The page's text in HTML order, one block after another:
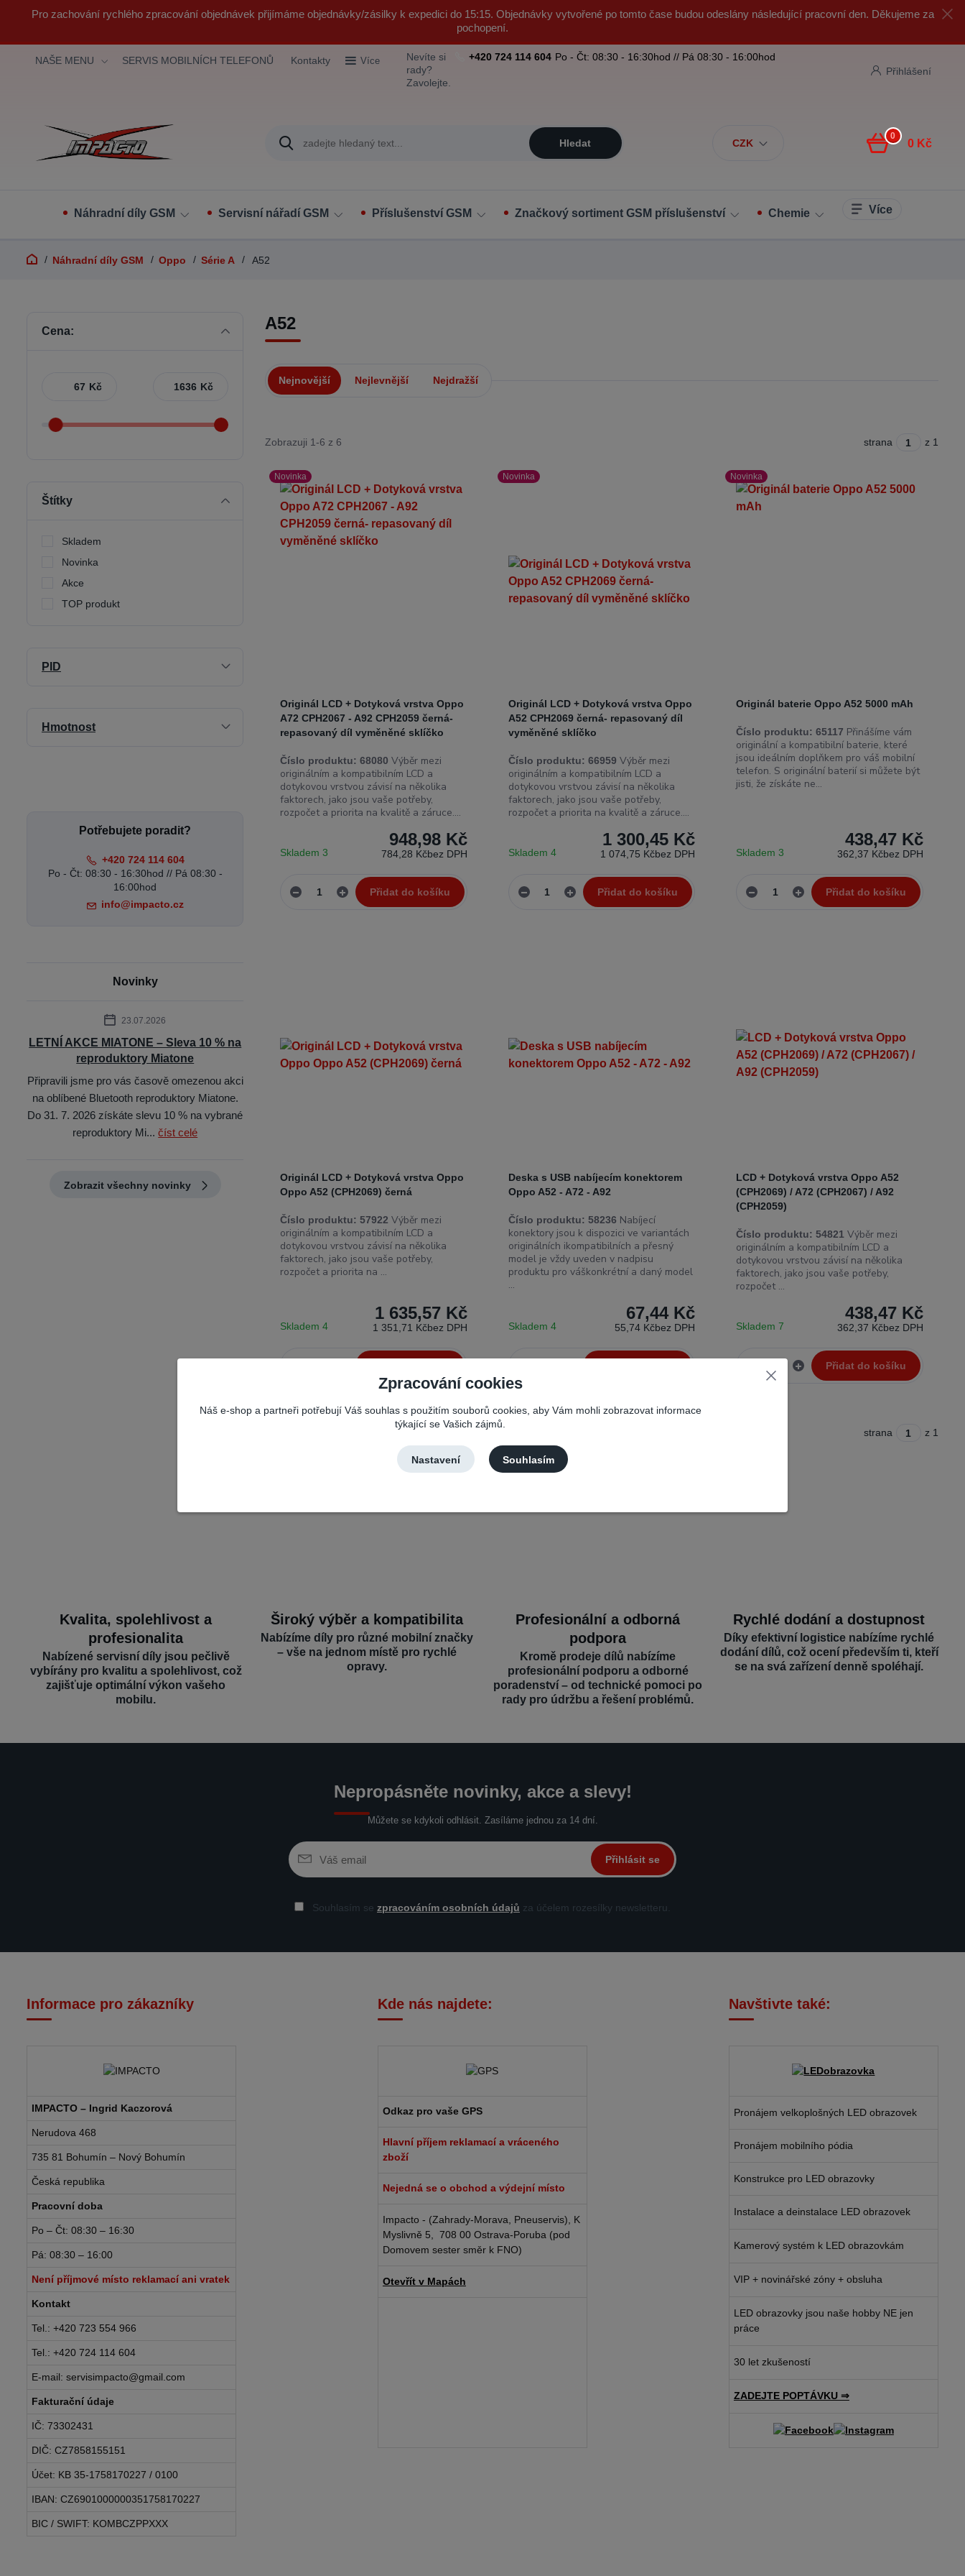
Pro zachování rychlého zpracování objednávek přijímáme objednávky/zásilky k expedici do 15:15. Objednávky vytvořené po tomto čase budou odeslány následující pracovní den. Děkujeme za
pochopení.
NAŠE MENU SERVIS MOBILNÍCH TELEFONŮ Kontakty Více
CZK
Přihlášení
Hledat
Nevíte si
rady?
Zavolejte.
+420 724 114 604 Po - Čt: 08:30 - 16:30hod // Pá 08:30 - 16:00hod
0
0 Kč
Náhradní díly GSM Servisní nářadí GSM Příslušenství GSM Značkový sortiment GSM příslušenství Chemie Více
Náhradní díly GSM Oppo Série A A52
A52
Nejnovější Nejlevnější Nejdražší
Zobrazuji 1-6 z 6 strana z 1
Novinka
Originál LCD + Dotyková vrstva Oppo
A72 CPH2067 - A92 CPH2059 černá-
repasovaný díl vyměněné sklíčko
Číslo produktu: 68080 Výběr mezi
originálním a kompatibilním LCD a
dotykovou vrstvou závisí na několika
faktorech, jako jsou vaše potřeby,
rozpočet a priorita na kvalitě a záruce....
948,98 Kč
784,28 Kčbez DPH
Skladem 3
Přidat do košíku
Novinka
Originál LCD + Dotyková vrstva Oppo
A52 CPH2069 černá- repasovaný díl
vyměněné sklíčko
Číslo produktu: 66959 Výběr mezi
originálním a kompatibilním LCD a
dotykovou vrstvou závisí na několika
faktorech, jako jsou vaše potřeby,
rozpočet a priorita na kvalitě a záruce....
1 300,45 Kč
1 074,75 Kčbez DPH
Skladem 4
Přidat do košíku
Novinka
Originál baterie Oppo A52 5000 mAh
Číslo produktu: 65117 Přinášíme vám
originální a kompatibilní baterie, které
jsou ideálním doplňkem pro váš mobilní
telefon. S originální baterií si můžete být
jisti, že získáte ne...
438,47 Kč
362,37 Kčbez DPH
Skladem 3
Přidat do košíku
Originál LCD + Dotyková vrstva Oppo
Oppo A52 (CPH2069) černá
Číslo produktu: 57922 Výběr mezi
originálním a kompatibilním LCD a
dotykovou vrstvou závisí na několika
faktorech, jako jsou vaše potřeby,
rozpočet a priorita na ...
1 635,57 Kč
1 351,71 Kčbez DPH
Skladem 4
Deska s USB nabíjecím konektorem
Oppo A52 - A72 - A92
Číslo produktu: 58236 Nabíjecí
konektory jsou k dispozici ve variantách
originálních ikompatibilních a přesný
model je vždy uveden v nadpisu
produktu pro váškonkrétní a daný model
...
67,44 Kč
55,74 Kčbez DPH
Skladem 4
LCD + Dotyková vrstva Oppo A52
(CPH2069) / A72 (CPH2067) / A92
(CPH2059)
Číslo produktu: 54821 Výběr mezi
originálním a kompatibilním LCD a
dotykovou vrstvou závisí na několika
faktorech, jako jsou vaše potřeby,
rozpočet ...
438,47 Kč
362,37 Kčbez DPH
Skladem 7
Přidat do košíku
strana z 1
Cena:
Kč Kč
Štítky
Skladem
Novinka
Akce
TOP produkt
PID
Hmotnost
Potřebujete poradit?
+420 724 114 604
Po - Čt: 08:30 - 16:30hod // Pá 08:30 -
16:00hod
info@impacto.cz
Novinky
23.07.2026
LETNÍ AKCE MIATONE – Sleva 10 % na
reproduktory Miatone
Připravili jsme pro vás časově omezenou akci
na oblíbené Bluetooth reproduktory Miatone.
Do 31. 7. 2026 získáte slevu 10 % na vybrané
reproduktory Mi...číst celé
Zobrazit všechny novinky
Kvalita, spolehlivost a
profesionalita
Nabízené servisní díly jsou pečlivě
vybírány pro kvalitu a spolehlivost, což
zajišťuje optimální výkon vašeho
mobilu.
Široký výběr a kompatibilita
Nabízíme díly pro různé mobilní značky
– vše na jednom místě pro rychlé
opravy.
Profesionální a odborná
podpora
Kromě prodeje dílů nabízíme
profesionální podporu a odborné
poradenství – od technické pomoci po
rady pro údržbu a řešení problémů.
Rychlé dodání a dostupnost
Díky efektivní logistice nabízíme rychlé
dodání dílů, což ocení především ti, kteří
se na svá zařízení denně spoléhají.
Nepropásněte novinky, akce a slevy!
Můžete se kdykoli odhlásit. Zasíláme jednou za 14 dní.
Přihlásit se
Souhlasím se zpracováním osobních údajů za účelem rozesílky newsletteru.
Informace pro zákazníky
IMPACTO – Ingrid Kaczorová
Nerudova 468
735 81 Bohumín – Nový Bohumín
Česká republika
Pracovní doba
Po – Čt: 08:30 – 16:30
Pá: 08:30 – 16:00
Není příjmové místo reklamací ani vratek
Kontakt
Tel.: +420 723 554 966
Tel.: +420 724 114 604
E-mail: servisimpacto@gmail.com
Fakturační údaje
IČ: 73302431
DIČ: CZ7858155151
Účet: KB 35-1758170227 / 0100
IBAN: CZ6901000000351758170227
BIC / SWIFT: KOMBCZPPXXX
Kde nás najdete:
Odkaz pro vaše GPS
Hlavní příjem reklamací a vráceného
zboží
Nejedná se o obchod a výdejní místo
Impacto - (Zahrady-Morava, Pneuservis), K
Myslivně 5, 708 00 Ostrava-Poruba (pod
Domovem sester směr k FNO)
Otevřít v Mapách
Navštivte také:
Pronájem velkoplošných LED obrazovek
Pronájem mobilního pódia
Konstrukce pro LED obrazovky
Instalace a deinstalace LED obrazovek
Kamerový systém k LED obrazovkám
VIP + novinářské zóny + obsluha
LED obrazovky jsou naše hobby NE jen
práce
30 let zkušeností
ZADEJTE POPTÁVKU ⇒
Zpracování cookies
Náš e-shop a partneři potřebují Váš souhlas s použitím souborů cookies, aby Vám mohli zobrazovat informace
týkající se Vašich zájmů.
Nastavení Souhlasím